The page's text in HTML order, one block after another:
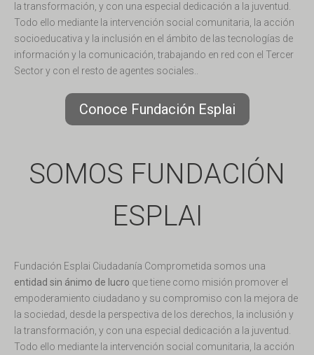
la transformación, y con una especial dedicación a la juventud.
Todo ello mediante la intervención social comunitaria, la acción
socioeducativa y la inclusión en el ámbito de las tecnologías de
información y la comunicación, trabajando en red con el Tercer
Sector y con el resto de agentes sociales..
Conoce Fundación Esplai
SOMOS FUNDACIÓN
ESPLAI
Fundación Esplai Ciudadanía Comprometida somos una
entidad sin ánimo de lucro que tiene como misión promover el
empoderamiento ciudadano y su compromiso con la mejora de
la sociedad, desde la perspectiva de los derechos, la inclusión y
la transformación, y con una especial dedicación a la juventud.
Todo ello mediante la intervención social comunitaria, la acción